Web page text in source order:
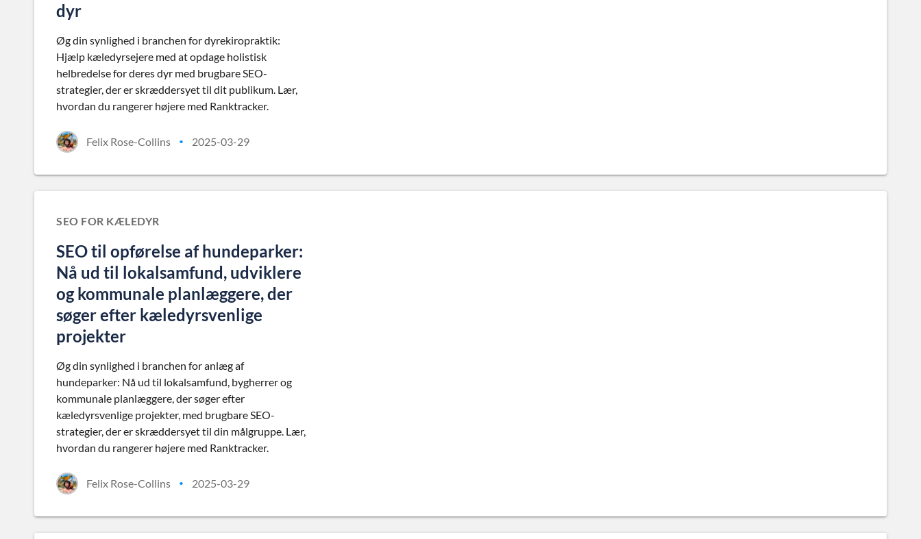
dyr
Øg din synlighed i branchen for dyrekiropraktik:
Hjælp kæledyrsejere med at opdage holistisk
helbredelse for deres dyr med brugbare SEO-
strategier, der er skræddersyet til dit publikum. Lær,
hvordan du rangerer højere med Ranktracker.
Felix Rose-Collins • 2025-03-29
SEO FOR KÆLEDYR
SEO til opførelse af hundeparker:
Nå ud til lokalsamfund, udviklere
og kommunale planlæggere, der
søger efter kæledyrsvenlige
projekter
Øg din synlighed i branchen for anlæg af
hundeparker: Nå ud til lokalsamfund, bygherrer og
kommunale planlæggere, der søger efter
kæledyrsvenlige projekter, med brugbare SEO-
strategier, der er skræddersyet til din målgruppe. Lær,
hvordan du rangerer højere med Ranktracker.
Felix Rose-Collins • 2025-03-29